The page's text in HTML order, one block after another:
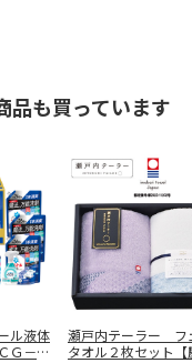
品も買っています
ル液体
Ｇ－１
瀬戸内テーラー フ
タオル２枚セット【